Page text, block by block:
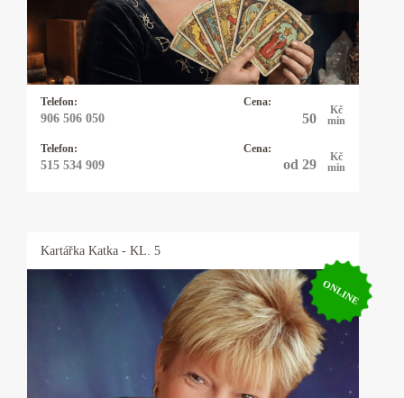
Telefon:
906 506 050
Cena:
50
Kč
min
Telefon:
515 534 909
Cena:
od 29
Kč
min
snad čtyřicet let. I když hovořím plynně
anglicky, německy, polsky a domluvím se
vcelku slušně i francouzsky, řeknu vám to, co
mi karty ukazují a moc se s tím nemažu.
Kartářka Katka - KL. 5
ONLINE
Kartářka Katka